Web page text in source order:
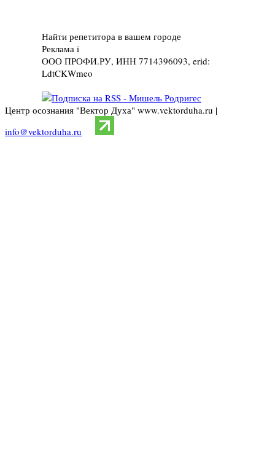
Найти репетитора в вашем городе
Реклама i
ООО ПРОФИ.РУ, ИНН 7714396093, erid:
LdtCKWmeo
Центр осознания "Вектор Духа" www.vektorduha.ru |
info@vektorduha.ru